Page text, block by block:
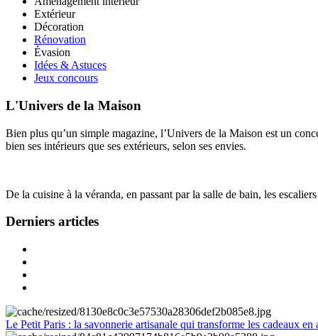
Extérieur
Décoration
Rénovation
Évasion
Idées & Astuces
Jeux concours
L'Univers de la Maison
Bien plus qu’un simple magazine, l’Univers de la Maison est un
bien ses intérieurs que ses extérieurs, selon ses envies.
De la cuisine à la véranda, en passant par la salle de bain, les
Derniers articles
Le Petit Paris : la savonnerie artisanale qui transforme les cadeaux en